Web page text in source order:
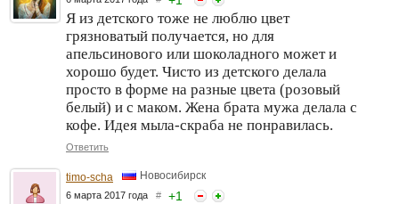
Я из детского тоже не люблю цвет
грязноватый получается, но для
апельсинового или шоколадного может и
хорошо будет. Чисто из детского делала
просто в форме на разные цвета (розовый
белый) и с маком. Жена брата мужа делала с
кофе. Идея мыла-скраба не понравилась.
Ответить
timo-scha Новосибирск
6 марта 2017 года # +1